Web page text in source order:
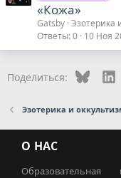
«Кожа»
Gatsby Эзотерика
Ответы 0 10 Ноя
Поделиться: Bluesky
Эзотерика и
О НАС